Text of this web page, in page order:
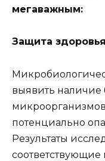
мегаважным:
Защита здоровья
выявить наличие
потенциально
Результаты